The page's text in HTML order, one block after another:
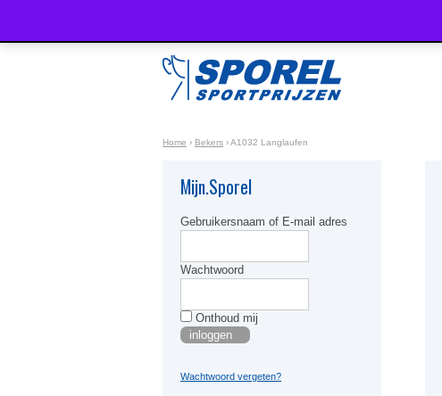
Home › Bekers ›A1032 Langlaufen
Mijn.Sporel
Gebruikersnaam of E-mail adres
Wachtwoord
Onthoud mij
Wachtwoord vergeten?